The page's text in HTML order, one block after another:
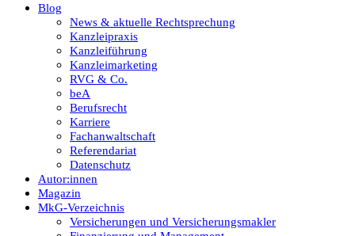
Blog
News & aktuelle Rechtsprechung
Kanzleipraxis
Kanzleiführung
Kanzleimarketing
RVG & Co.
beA
Berufsrecht
Karriere
Fachanwaltschaft
Referendariat
Datenschutz
Autor:innen
Magazin
MkG-Verzeichnis
Versicherungen und Versicherungsmakler